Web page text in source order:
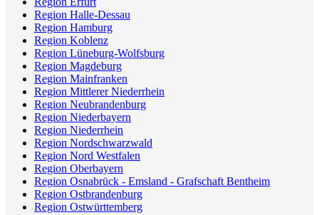
Region Halle-Dessau
Region Hamburg
Region Koblenz
Region Lüneburg-Wolfsburg
Region Magdeburg
Region Mainfranken
Region Mittlerer Niederrhein
Region Neubrandenburg
Region Niederbayern
Region Niederrhein
Region Nordschwarzwald
Region Nord Westfalen
Region Oberbayern
Region Osnabrück - Emsland - Grafschaft Bentheim
Region Ostbrandenburg
Region Ostwürttemberg